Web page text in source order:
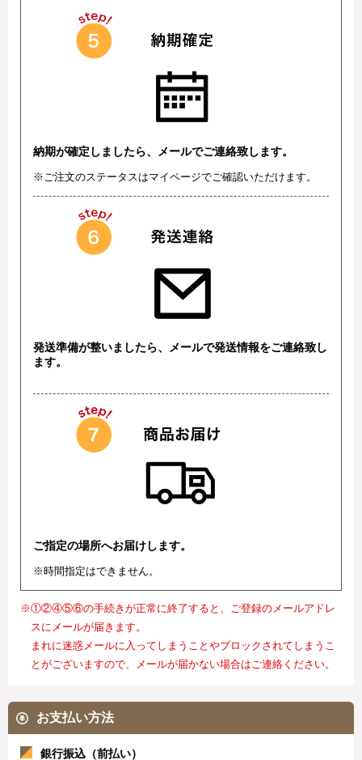
納期が確定しましたら、メールでご連絡致します。
※ご注文のステータスはマイページでご確認いただけます。
発送準備が整いましたら、メールで発送情報をご連絡致し
ます。
ご指定の場所へお届けします。
※時間指定はできません。
※①②④⑤⑥の手続きが正常に終了すると、ご登録のメールアドレ
スにメールが届きます。
まれに迷惑メールに入ってしまうことやブロックされてしまうこ
とがございますので、メールが届かない場合はご連絡ください。
お支払い方法
銀行振込（前払い）